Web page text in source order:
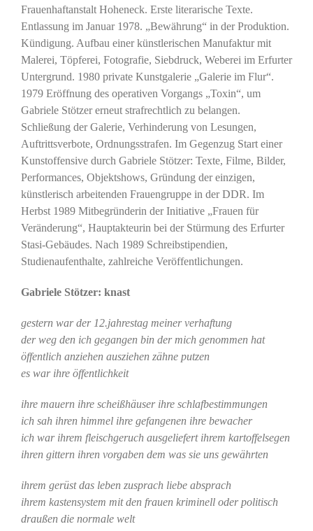
Frauenhaftanstalt Hoheneck. Erste literarische Texte.
Entlassung im Januar 1978. „Bewährung“ in der Produktion.
Kündigung. Aufbau einer künstlerischen Manufaktur mit
Malerei, Töpferei, Fotografie, Siebdruck, Weberei im Erfurter
Untergrund. 1980 private Kunstgalerie „Galerie im Flur“.
1979 Eröffnung des operativen Vorgangs „Toxin“, um
Gabriele Stötzer erneut strafrechtlich zu belangen.
Schließung der Galerie, Verhinderung von Lesungen,
Auftrittsverbote, Ordnungsstrafen. Im Gegenzug Start einer
Kunstoffensive durch Gabriele Stötzer: Texte, Filme, Bilder,
Performances, Objektshows, Gründung der einzigen,
künstlerisch arbeitenden Frauengruppe in der DDR. Im
Herbst 1989 Mitbegründerin der Initiative „Frauen für
Veränderung“, Hauptakteurin bei der Stürmung des Erfurter
Stasi-Gebäudes. Nach 1989 Schreibstipendien,
Studienaufenthalte, zahlreiche Veröffentlichungen.
Gabriele Stötzer: knast
gestern war der 12.jahrestag meiner verhaftung
der weg den ich gegangen bin der mich genommen hat
öffentlich anziehen ausziehen zähne putzen
es war ihre öffentlichkeit
ihre mauern ihre scheißhäuser ihre schlafbestimmungen
ich sah ihren himmel ihre gefangenen ihre bewacher
ich war ihrem fleischgeruch ausgeliefert ihrem kartoffelsegen
ihren gittern ihren vorgaben dem was sie uns gewährten
ihrem gerüst das leben zusprach liebe absprach
ihrem kastensystem mit den frauen kriminell oder politisch
draußen die normale welt